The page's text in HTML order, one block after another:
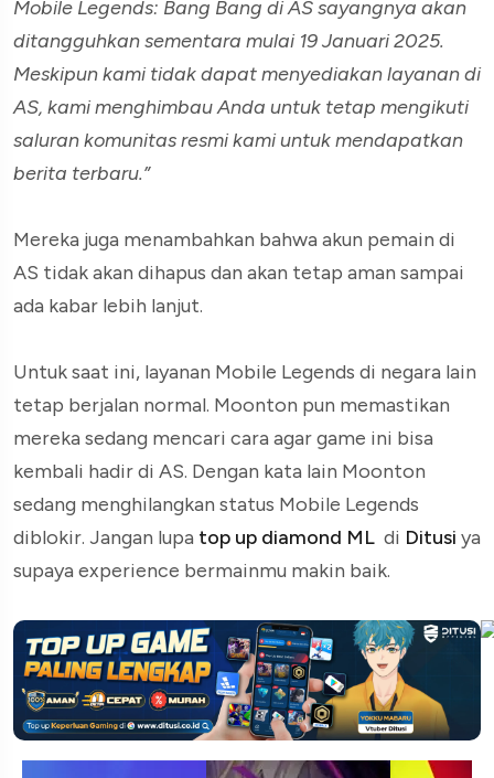
Mobile Legends: Bang Bang di AS sayangnya akan
ditangguhkan sementara mulai 19 Januari 2025.
Meskipun kami tidak dapat menyediakan layanan di
AS, kami menghimbau Anda untuk tetap mengikuti
saluran komunitas resmi kami untuk mendapatkan
berita terbaru.”
Mereka juga menambahkan bahwa akun pemain di
AS tidak akan dihapus dan akan tetap aman sampai
ada kabar lebih lanjut.
Untuk saat ini, layanan Mobile Legends di negara lain
tetap berjalan normal. Moonton pun memastikan
mereka sedang mencari cara agar game ini bisa
kembali hadir di AS. Dengan kata lain Moonton
sedang menghilangkan status Mobile Legends
diblokir. Jangan lupa top up diamond ML di Ditusi ya
supaya experience bermainmu makin baik.